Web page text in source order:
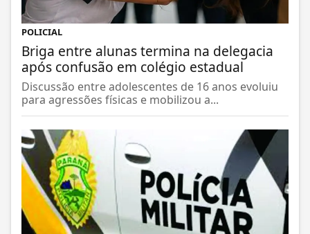
POLICIAL
Briga entre alunas termina na delegacia
após confusão em colégio estadual
Discussão entre adolescentes de 16 anos evoluiu
para agressões físicas e mobilizou a...